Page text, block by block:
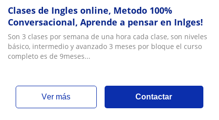
Clases de Ingles online, Metodo 100%
Conversacional, Aprende a pensar en Inlges!
Son 3 clases por semana de una hora cada clase, son niveles
básico, intermedio y avanzado 3 meses por bloque el curso
completo es de 9meses...
ver más Contactar